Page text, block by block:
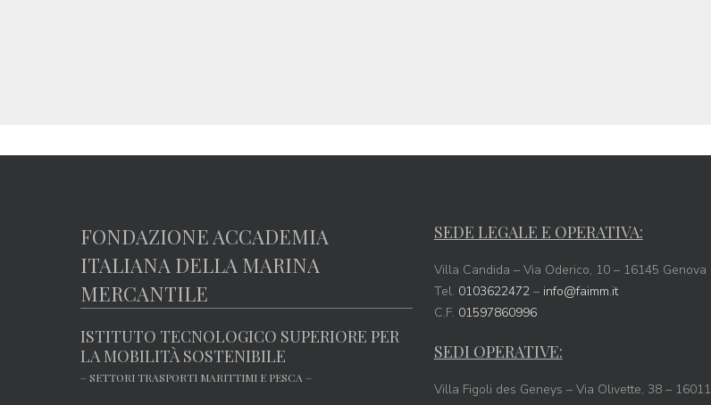
FONDAZIONE ACCADEMIA
ITALIANA DELLA MARINA
MERCANTILE
ISTITUTO TECNOLOGICO SUPERIORE PER
LA MOBILITÀ SOSTENIBILE
– SETTORI TRASPORTI MARITTIMI E PESCA –
SEDE LEGALE E OPERATIVA:
Villa Candida – Via Oderico, 10 – 16145 Genova
Tel. 0103622472– info@faimm.it
C.F. 01597860996
SEDI OPERATIVE:
Villa Figoli des Geneys – Via Olivette, 38 – 16011